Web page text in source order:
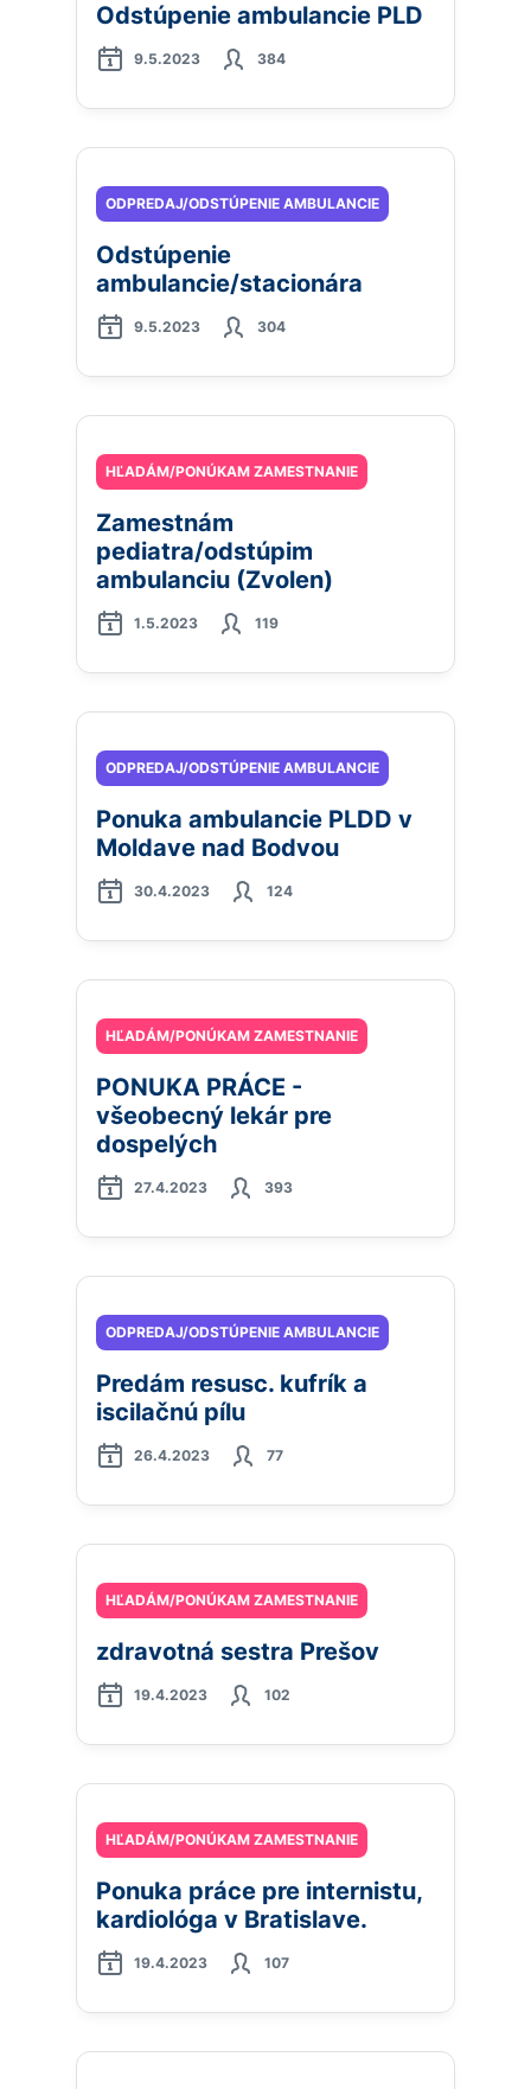
Odstúpenie ambulancie PLD
9.5.2023 384
ODPREDAJ/ODSTÚPENIE AMBULANCIE
Odstúpenie
ambulancie/stacionára
9.5.2023 304
HĽADÁM/PONÚKAM ZAMESTNANIE
Zamestnám
pediatra/odstúpim
ambulanciu (Zvolen)
1.5.2023 119
ODPREDAJ/ODSTÚPENIE AMBULANCIE
Ponuka ambulancie PLDD v
Moldave nad Bodvou
30.4.2023 124
HĽADÁM/PONÚKAM ZAMESTNANIE
PONUKA PRÁCE -
všeobecný lekár pre
dospelých
27.4.2023 393
ODPREDAJ/ODSTÚPENIE AMBULANCIE
Predám resusc. kufrík a
iscilačnú pílu
26.4.2023 77
HĽADÁM/PONÚKAM ZAMESTNANIE
zdravotná sestra Prešov
19.4.2023 102
HĽADÁM/PONÚKAM ZAMESTNANIE
Ponuka práce pre internistu,
kardiológa v Bratislave.
19.4.2023 107